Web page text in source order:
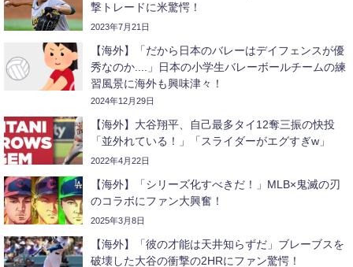
撃トレードに米驚愕！
2023年7月21日
【海外】「だから日本のバレーはデイフェンスが優
秀なのか....」日本の小学生バレーボールチームの練
習風景に海外も興味津々！
2024年12月29日
【海外】大谷翔平、自己最多タイ12奪三振の快投
「並外れている！」「スライダーがエグすぎw」
2022年4月22日
【海外】「シリーズ化すべきだ！」MLB×鬼滅の刃
のコラボにファン大興奮！
2025年3月8日
【海外】「彼の才能は天井知らずだ」ブレーブスを
破壊した大谷の衝撃の2HRにファン驚愕！